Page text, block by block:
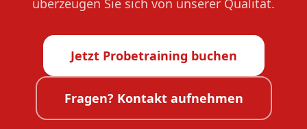
überzeugen Sie sich von unserer Qualität.
Jetzt Probetraining buchen
Fragen? Kontakt aufnehmen